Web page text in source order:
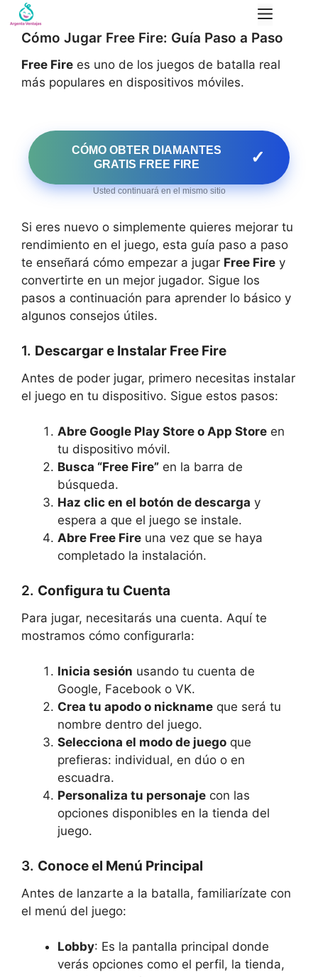
Saltar
contenido
Menú
Cómo Jugar Free Fire: Guía Paso a Paso
Free Fire es uno de los juegos de batalla real
más populares en dispositivos móviles.
CÓMO OBTER DIAMANTES
GRATIS FREE FIRE
✓
Usted continuará en el mismo sitio
Si eres nuevo o simplemente quieres mejorar tu
rendimiento en el juego, esta guía paso a paso
te enseñará cómo empezar a jugar Free Fire y
convertirte en un mejor jugador. Sigue los
pasos a continuación para aprender lo básico y
algunos consejos útiles.
1. Descargar e Instalar Free Fire
Antes de poder jugar, primero necesitas instalar
el juego en tu dispositivo. Sigue estos pasos:
Abre Google Play Store o App Store en
tu dispositivo móvil.
Busca “Free Fire” en la barra de
búsqueda.
Haz clic en el botón de descarga y
espera a que el juego se instale.
Abre Free Fire una vez que se haya
completado la instalación.
2. Configura tu Cuenta
Para jugar, necesitarás una cuenta. Aquí te
mostramos cómo configurarla:
Inicia sesión usando tu cuenta de
Google, Facebook o VK.
Crea tu apodo o nickname que será tu
nombre dentro del juego.
Selecciona el modo de juego que
prefieras: individual, en dúo o en
escuadra.
Personaliza tu personaje con las
opciones disponibles en la tienda del
juego.
3. Conoce el Menú Principal
Antes de lanzarte a la batalla, familiarízate con
el menú del juego:
Lobby: Es la pantalla principal donde
verás opciones como el perfil, la tienda,